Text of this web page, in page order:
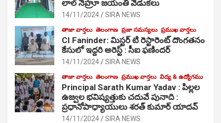
లాల్ నెహ్రూ జయంతి వేడుకలు
14/11/2024 SIRA NEWS
తాజా వార్తలు తెలంగాణ ప్రజా సమస్యలు ప్రముఖ వార్తలు
CI Faninder: మిస్టర్ టి రెస్టారెంట్ దొంగతనం
కేసులో ఇద్దరి అరెస్ట్ : సీఐ ఫణిందర్
14/11/2024 SIRA NEWS
తాజా వార్తలు తెలంగాణ ప్రముఖ వార్తలు విద్య & ఉద్యోగము
Principal Sarath Kumar Yadav : పిల్లల
ఉజ్వల భవిష్యత్తుకు చదువే పునాది :
ప్రధానోపాధ్యాయులు శరత్ కుమార్ యాదవ్
14/11/2024 SIRA NEWS